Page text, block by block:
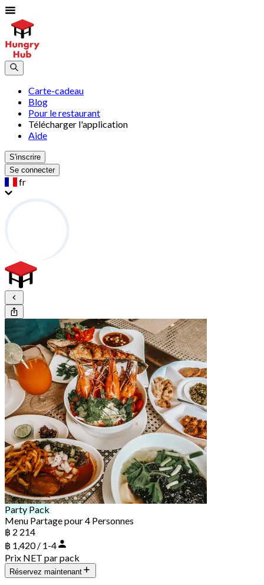
Carte-cadeau
Blog
Pour le restaurant
Télécharger l'application
Aide
S'inscrire
Se connecter
fr
Party Pack
Menu Partage pour 4 Personnes
฿ 2 214
฿ 1,420 / 1-4
Prix NET par pack
Réservez maintenant